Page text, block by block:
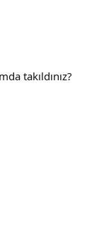
takıldınız?